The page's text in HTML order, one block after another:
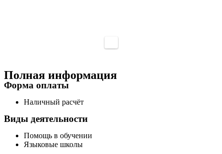
Полная информация
Форма оплаты
Наличный расчёт
Виды деятельности
Помощь в обучении
Языковые школы